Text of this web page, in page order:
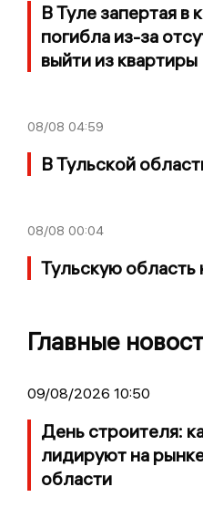
В Туле запертая в
погибла из-за
выйти из квартиры
08/08 04:59
В Тульской
08/08 00:04
Тульскую область
Главные
09/08/2026 10:50
День строителя:
лидируют на
области